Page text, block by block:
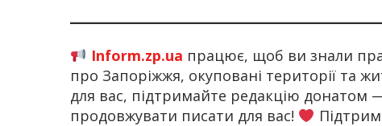
Inform.zp.ua працює, щоб ви знали
про Запоріжжя, окуповані території та
для вас, підтримайте редакцію
продовжувати писати для вас!